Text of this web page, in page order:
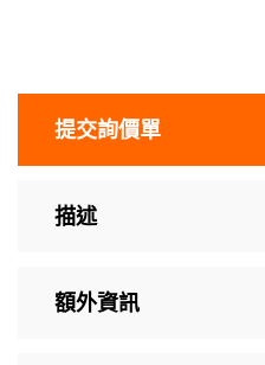
提交詢價單
描述
額外資訊